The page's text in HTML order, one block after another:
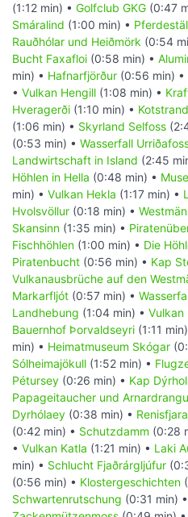
(1:12 min) • Golfclub GKG (0:47
Smáralind (1:00 min) •
Rauðhólar und Heiðmörk (0:54
Bucht Faxafloi (0:58 min) •
min) • Hafnarfjörður (0:56 min) •
• Vulkan Hengill (1:08 min) •
Hveragerði (1:10 min) •
(1:06 min) • Skyrland Selfoss
(0:53 min) • Wasserfall
Landwirtschaft in Island (2:45
Höhlen in Hella (0:48 min) •
min) • Vulkan Hekla (1:17 min) •
Hvolsvöllur (0:18 min) •
Skansinn (1:35 min) •
Fischhöhlen (1:00 min) • Die
Piratenbucht (0:56 min) • Kap
Vulkanausbrüche auf den
Markarfljót (0:57 min) •
Landhebung (1:04 min) • Vulkan
Bauernhof Þorvaldseyri (1:11
min) • Heimatmuseum Skógar
Sólheimajökull (1:52 min) •
Pétursey (0:26 min) • Kap
Papageitaucher und
Dyrhólaey (0:38 min) •
(0:42 min) • Schutzdamm (0:28
• Vulkan Katla (1:21 min) • Laki
min) • Schlucht Fjaðrárgljúfur
(0:56 min) • Klostergeschichten
Schwartenrutschung (0:31 min) •